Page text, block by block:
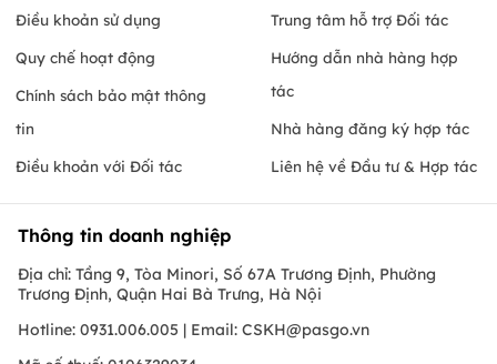
Điều khoản sử dụng
Quy chế hoạt động
Chính sách bảo mật thông
tin
Điều khoản với Đối tác
Trung tâm hỗ trợ Đối tác
Hướng dẫn nhà hàng hợp
tác
Nhà hàng đăng ký hợp tác
Liên hệ về Đầu tư & Hợp tác
Thông tin doanh nghiệp
Địa chỉ: Tầng 9, Tòa Minori, Số 67A Trương Định, Phường
Trương Định, Quận Hai Bà Trưng, Hà Nội
Hotline: 0931.006.005 | Email: CSKH@pasgo.vn